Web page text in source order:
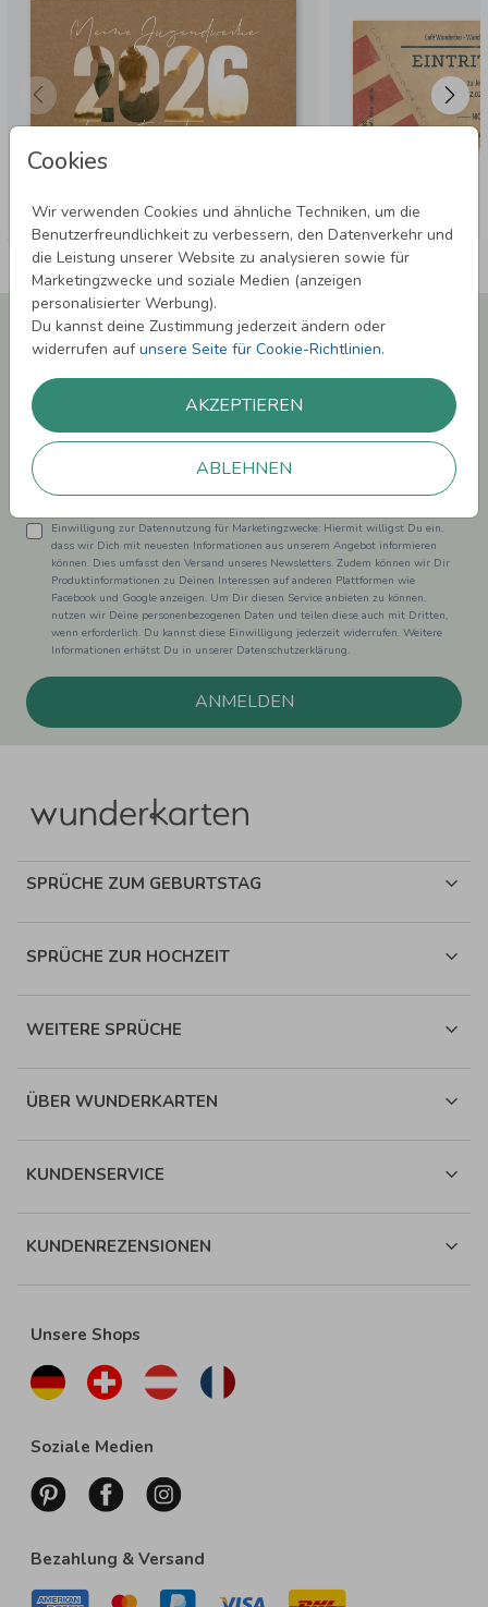
Cookies
Wir verwenden Cookies und ähnliche Techniken, um die
Benutzerfreundlichkeit zu verbessern, den Datenverkehr und
die Leistung unserer Website zu analysieren sowie für
Marketingzwecke und soziale Medien (anzeigen
personalisierter Werbung).
Du kannst deine Zustimmung jederzeit ändern oder
widerrufen aufunsere Seite für Cookie-Richtlinien.
AKZEPTIEREN
ABLEHNEN
Newsletter abonnieren und 5,00 € Rabatt**
sichern!
Melde Dich zu unserem Newsletter an und bleibe auf dem
Laufenden.
Einwilligung zur Datennutzung für Marketingzwecke: Hiermit willigst Du ein,
dass wir Dich mit neuesten Informationen aus unserem Angebot informieren
können. Dies umfasst den Versand unseres Newsletters. Zudem können wir Dir
Produktinformationen zu Deinen Interessen auf anderen Plattformen wie
Facebook und Google anzeigen. Um Dir diesen Service anbieten zu können,
nutzen wir Deine personenbezogenen Daten und teilen diese auch mit Dritten,
wenn erforderlich. Du kannst diese Einwilligung jederzeit widerrufen. Weitere
Informationen erhätst Du in unserer Datenschutzerklärung.
ANMELDEN
SPRÜCHE ZUM GEBURTSTAG
SPRÜCHE ZUR HOCHZEIT
WEITERE SPRÜCHE
ÜBER WUNDERKARTEN
KUNDENSERVICE
KUNDENREZENSIONEN
Unsere Shops
Soziale Medien
Bezahlung & Versand